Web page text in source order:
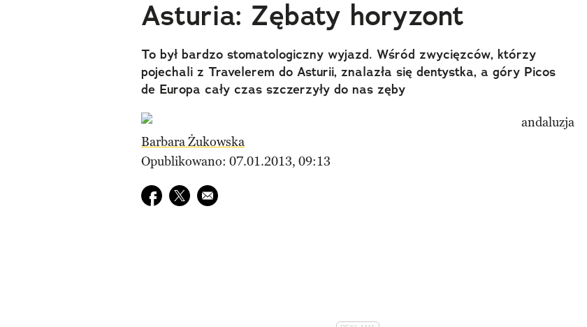
Asturia: Zębaty horyzont
To był bardzo stomatologiczny wyjazd. Wśród zwycięzców, którzy
pojechali z Travelerem do Asturii, znalazła się dentystka, a góry Picos
de Europa cały czas szczerzyły do nas zęby
Barbara Żukowska
Opublikowano: 07.01.2013, 09:13
Udostępnij na facebook
Udostępnij na twitter
E-mail do przyjaciela